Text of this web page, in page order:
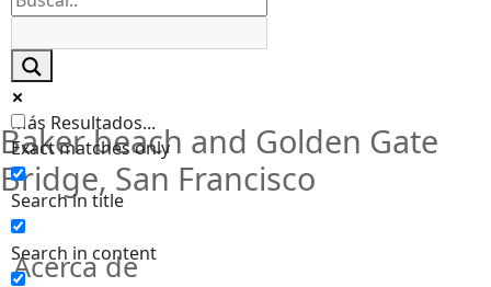
Más Resultados...
Exact matches only
Search in title
Search in content
Baker beach and Golden Gate
Bridge, San Francisco
Acerca de